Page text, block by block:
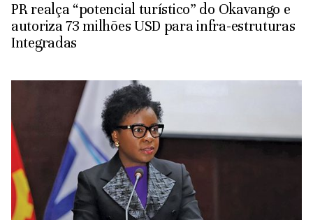
PR realça “potencial turístico” do Okavango e
autoriza 73 milhões USD para infra-estruturas
Integradas